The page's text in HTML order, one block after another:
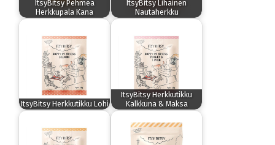
ItsyBitsy Pehmeä
Herkkupala Kana
ItsyBitsy Lihainen
Nautaherkku
ItsyBitsy Herkkutikku Lohi
ItsyBitsy Herkkutikku
Kalkkuna & Maksa